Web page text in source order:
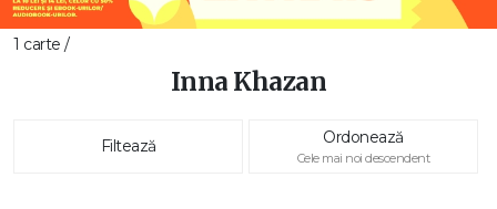
1 carte /
Inna Khazan
Filtează Ordonează
Cele mai noi descendent